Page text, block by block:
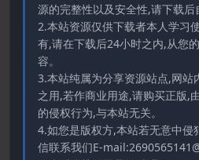
源的完整性以及安全性,请下载后
2.本站资源仅供下载者本人学习
有,请在下载后24小时之内,从您
容。
3.本站纯属为分享资源站点,网站
之用,若作商业用途,请购买正版,
的侵权行为,与本站无关。
4.如您是版权方,本站若无意中侵
信联系我们E-